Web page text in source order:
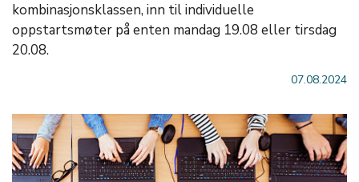
kombinasjonsklassen, inn til individuelle
oppstartsmøter på enten mandag 19.08 eller tirsdag
20.08.
07.08.2024